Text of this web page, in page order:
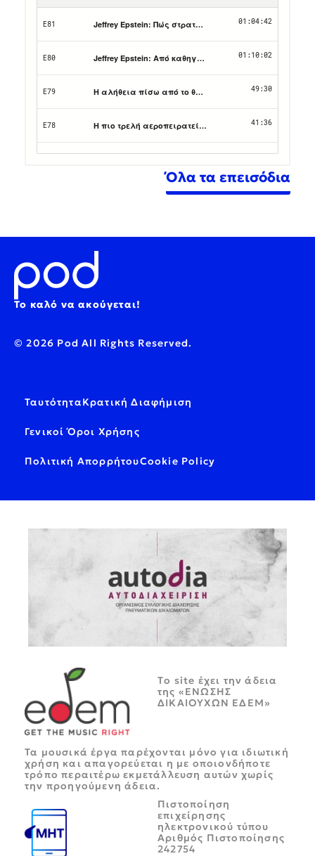
Όλα τα επεισόδια
Το καλό να ακούγεται!
© 2026 Pod All Rights Reserved.
ΤαυτότηταΚρατική Διαφήμιση
Γενικοί Όροι Χρήσης
Πολιτική ΑπορρήτουCookie Policy
Tο site έχει την άδεια
της «ΕΝΩΣΗΣ
ΔΙΚΑΙΟΥΧΩΝ ΕΔΕΜ»
Τα μουσικά έργα παρέχονται μόνο για ιδιωτική
χρήση και απαγορεύεται η με οποιονδήποτε
τρόπο περαιτέρω εκμετάλλευση αυτών χωρίς
την προηγούμενη άδεια.
Πιστοποίηση
επιχείρησης
ηλεκτρονικού τύπου
Αριθμός Πιστοποίησης
242754